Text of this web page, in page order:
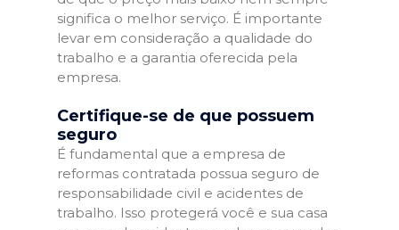
significa o melhor serviço. É importante
levar em consideração a qualidade do
trabalho e a garantia oferecida pela
empresa.
Certifique-se de que possuem
seguro
É fundamental que a empresa de
reformas contratada possua seguro de
responsabilidade civil e acidentes de
trabalho. Isso protegerá você e sua casa